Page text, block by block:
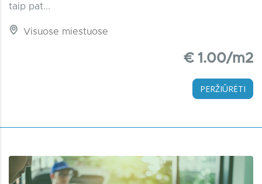
taip pat...
Visuose miestuose
€ 1.00/m2
PERŽIŪRĖTI